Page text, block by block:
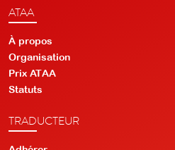
ATAA
À propos
Organisation
Prix ATAA
Statuts
TRADUCTEUR